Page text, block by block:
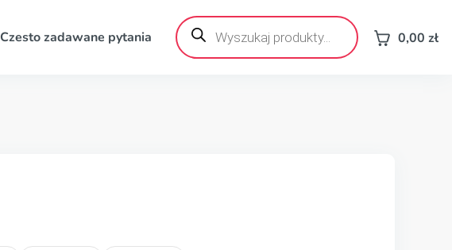
Czesto zadawane pytania
Wyszukiwarka
produktów 0,00 zł